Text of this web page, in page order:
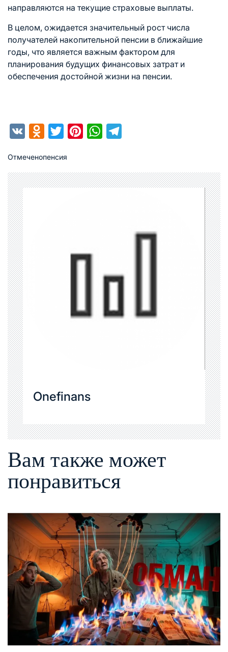
направляются на текущие страховые выплаты.
В целом, ожидается значительный рост числа
получателей накопительной пенсии в ближайшие
годы, что является важным фактором для
планирования будущих финансовых затрат и
обеспечения достойной жизни на пенсии.
VK Odnoklassniki
TwitterPinterestWhatsApp
Отмеченопенсия
Onefinans
Вам также может
понравиться